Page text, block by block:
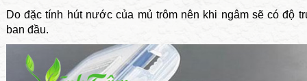
Do đặc tính hút nước của mủ trôm nên khi ngâm sẽ có độ
ban đầu.